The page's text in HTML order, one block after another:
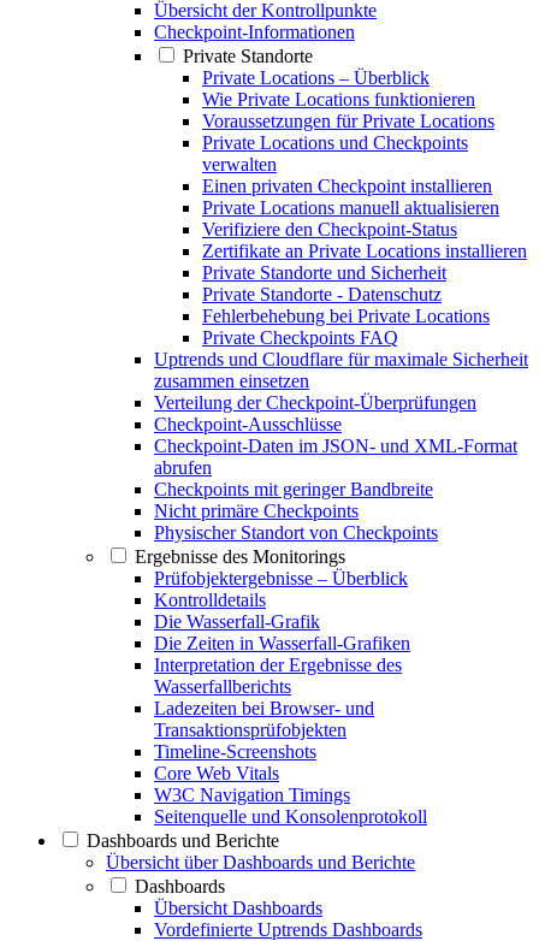
Übersicht der Kontrollpunkte
Checkpoint-Informationen
Private Standorte
Private Locations – Überblick
Wie Private Locations funktionieren
Voraussetzungen für Private Locations
Private Locations und Checkpoints
verwalten
Einen privaten Checkpoint installieren
Private Locations manuell aktualisieren
Verifiziere den Checkpoint-Status
Zertifikate an Private Locations installieren
Private Standorte und Sicherheit
Private Standorte - Datenschutz
Fehlerbehebung bei Private Locations
Private Checkpoints FAQ
Uptrends und Cloudflare für maximale Sicherheit
zusammen einsetzen
Verteilung der Checkpoint-Überprüfungen
Checkpoint-Ausschlüsse
Checkpoint-Daten im JSON- und XML-Format
abrufen
Checkpoints mit geringer Bandbreite
Nicht primäre Checkpoints
Physischer Standort von Checkpoints
Ergebnisse des Monitorings
Prüfobjektergebnisse – Überblick
Kontrolldetails
Die Wasserfall-Grafik
Die Zeiten in Wasserfall-Grafiken
Interpretation der Ergebnisse des
Wasserfallberichts
Ladezeiten bei Browser- und
Transaktionsprüfobjekten
Timeline-Screenshots
Core Web Vitals
W3C Navigation Timings
Seitenquelle und Konsolenprotokoll
Dashboards und Berichte
Übersicht über Dashboards und Berichte
Dashboards
Übersicht Dashboards
Vordefinierte Uptrends Dashboards